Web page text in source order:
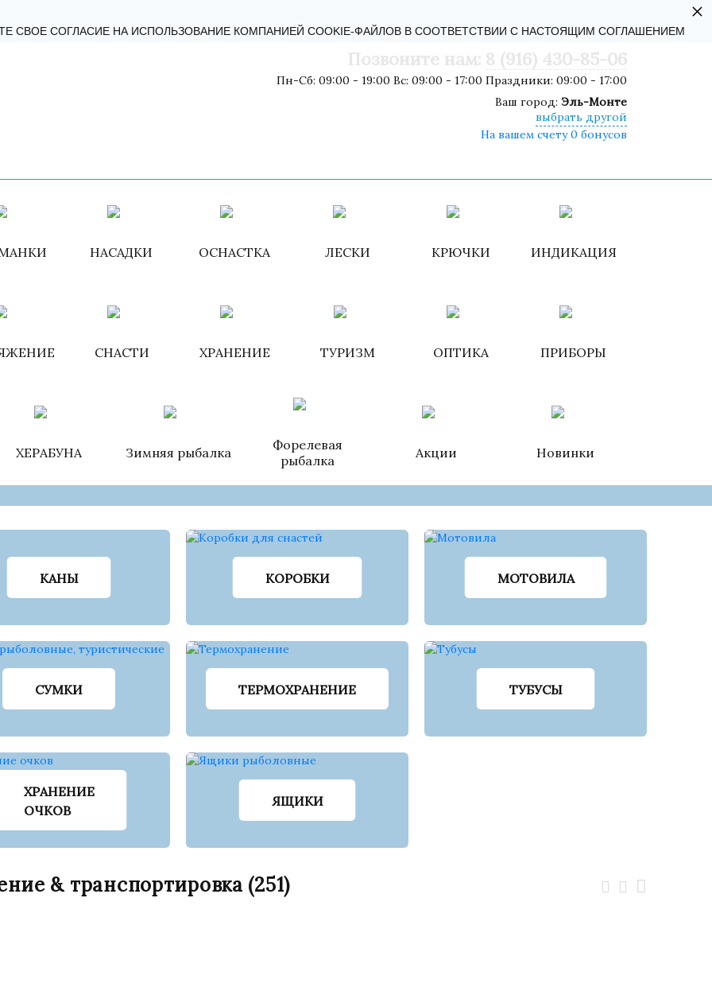
Позвоните нам: 8 (916) 430-85-06
Пн-Сб: 09:00 - 19:00 Вс: 09:00 - 17:00 Праздники: 09:00 - 17:00
Ваш город: Эль-Монте
выбрать другой
На вашем счету 0 бонусов
НАСАДКИ ОСНАСТКА ЛЕСКИ КРЮЧКИ ИНДИКАЦИЯ
СНАСТИ ХРАНЕНИЕ ТУРИЗМ ОПТИКА ПРИБОРЫ
ХЕРАБУНА Зимняя рыбалка
Форелевая
рыбалка
Акции Новинки
КАНЫ КОРОБКИ МОТОВИЛА
СУМКИ ТЕРМОХРАНЕНИЕ ТУБУСЫ
ХРАНЕНИЕ
ОЧКОВ
ЯЩИКИ
& транспортировка (251)
СВОЕ СОГЛАСИЕ НА ИСПОЛЬЗОВАНИЕ КОМПАНИЕЙ COOKIE-ФАЙЛОВ В СООТВЕТСТВИИ С НАСТОЯЩИМ СОГЛАШЕНИЕМ
×